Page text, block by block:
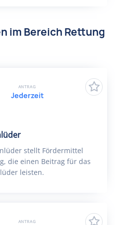
im Bereich Rettung
stellt Fördermittel
die einen Beitrag für das
leisten.
ANTRAG
Jederzeit
ANTRAG